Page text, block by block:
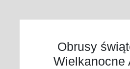
Obrusy
Wielkanocne